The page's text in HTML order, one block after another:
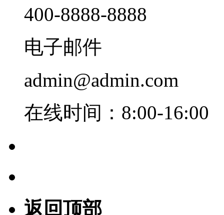
400-8888-8888
电子邮件
admin@admin.com
在线时间：8:00-16:00
返回顶部